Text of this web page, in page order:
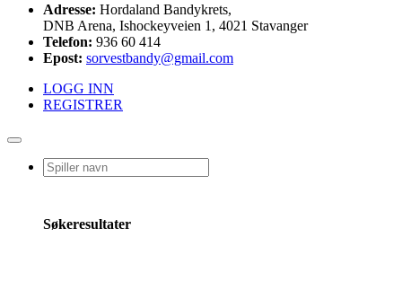
Adresse: Hordaland Bandykrets,
DNB Arena, Ishockeyveien 1, 4021 Stavanger
Telefon: 936 60 414
Epost: sorvestbandy@gmail.com
LOGG INN
REGISTRER
Søkeresultater